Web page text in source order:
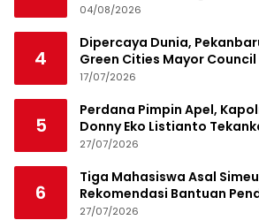
04/08/2026
4
Dipercaya Dunia,
Green Cities Mayor Council
17/07/2026
5
Perdana Pimpin Apel,
Donny Eko Listianto
27/07/2026
6
Tiga Mahasiswa Asal
Rekomendasi Bantuan
Jamaluddin Idham
27/07/2026